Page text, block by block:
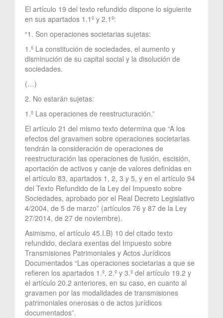
El artículo 19 del texto refundido dispone lo siguiente
en sus apartados 1.1º y 2.1º:
“1. Son operaciones societarias sujetas:
1.º La constitución de sociedades, el aumento y
disminución de su capital social y la disolución de
sociedades.
(…)
2. No estarán sujetas:
1.º Las operaciones de reestructuración.”
El artículo 21 del mismo texto determina que “A los
efectos del gravamen sobre operaciones societarias
tendrán la consideración de operaciones de
reestructuración las operaciones de fusión, escisión,
aportación de activos y canje de valores definidas en
el artículo 83, apartados 1, 2, 3 y 5, y en el artículo 94
del Texto Refundido de la Ley del Impuesto sobre
Sociedades, aprobado por el Real Decreto Legislativo
4/2004, de 5 de marzo” (artículos 76 y 87 de la Ley
27/2014, de 27 de noviembre).
Asimismo, el artículo 45.I.B) 10 del citado texto
refundido, declara exentas del Impuesto sobre
Transmisiones Patrimoniales y Actos Jurídicos
Documentados “Las operaciones societarias a que se
refieren los apartados 1.º, 2.º y 3.º del artículo 19.2 y
el artículo 20.2 anteriores, en su caso, en cuanto al
gravamen por las modalidades de transmisiones
patrimoniales onerosas o de actos jurídicos
documentados”.